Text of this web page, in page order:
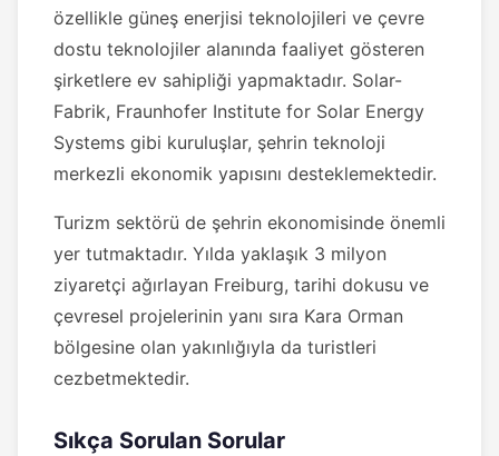
özellikle güneş enerjisi teknolojileri ve çevre
dostu teknolojiler alanında faaliyet gösteren
şirketlere ev sahipliği yapmaktadır. Solar-
Fabrik, Fraunhofer Institute for Solar Energy
Systems gibi kuruluşlar, şehrin teknoloji
merkezli ekonomik yapısını desteklemektedir.
Turizm sektörü de şehrin ekonomisinde önemli
yer tutmaktadır. Yılda yaklaşık 3 milyon
ziyaretçi ağırlayan Freiburg, tarihi dokusu ve
çevresel projelerinin yanı sıra Kara Orman
bölgesine olan yakınlığıyla da turistleri
cezbetmektedir.
Sıkça Sorulan Sorular